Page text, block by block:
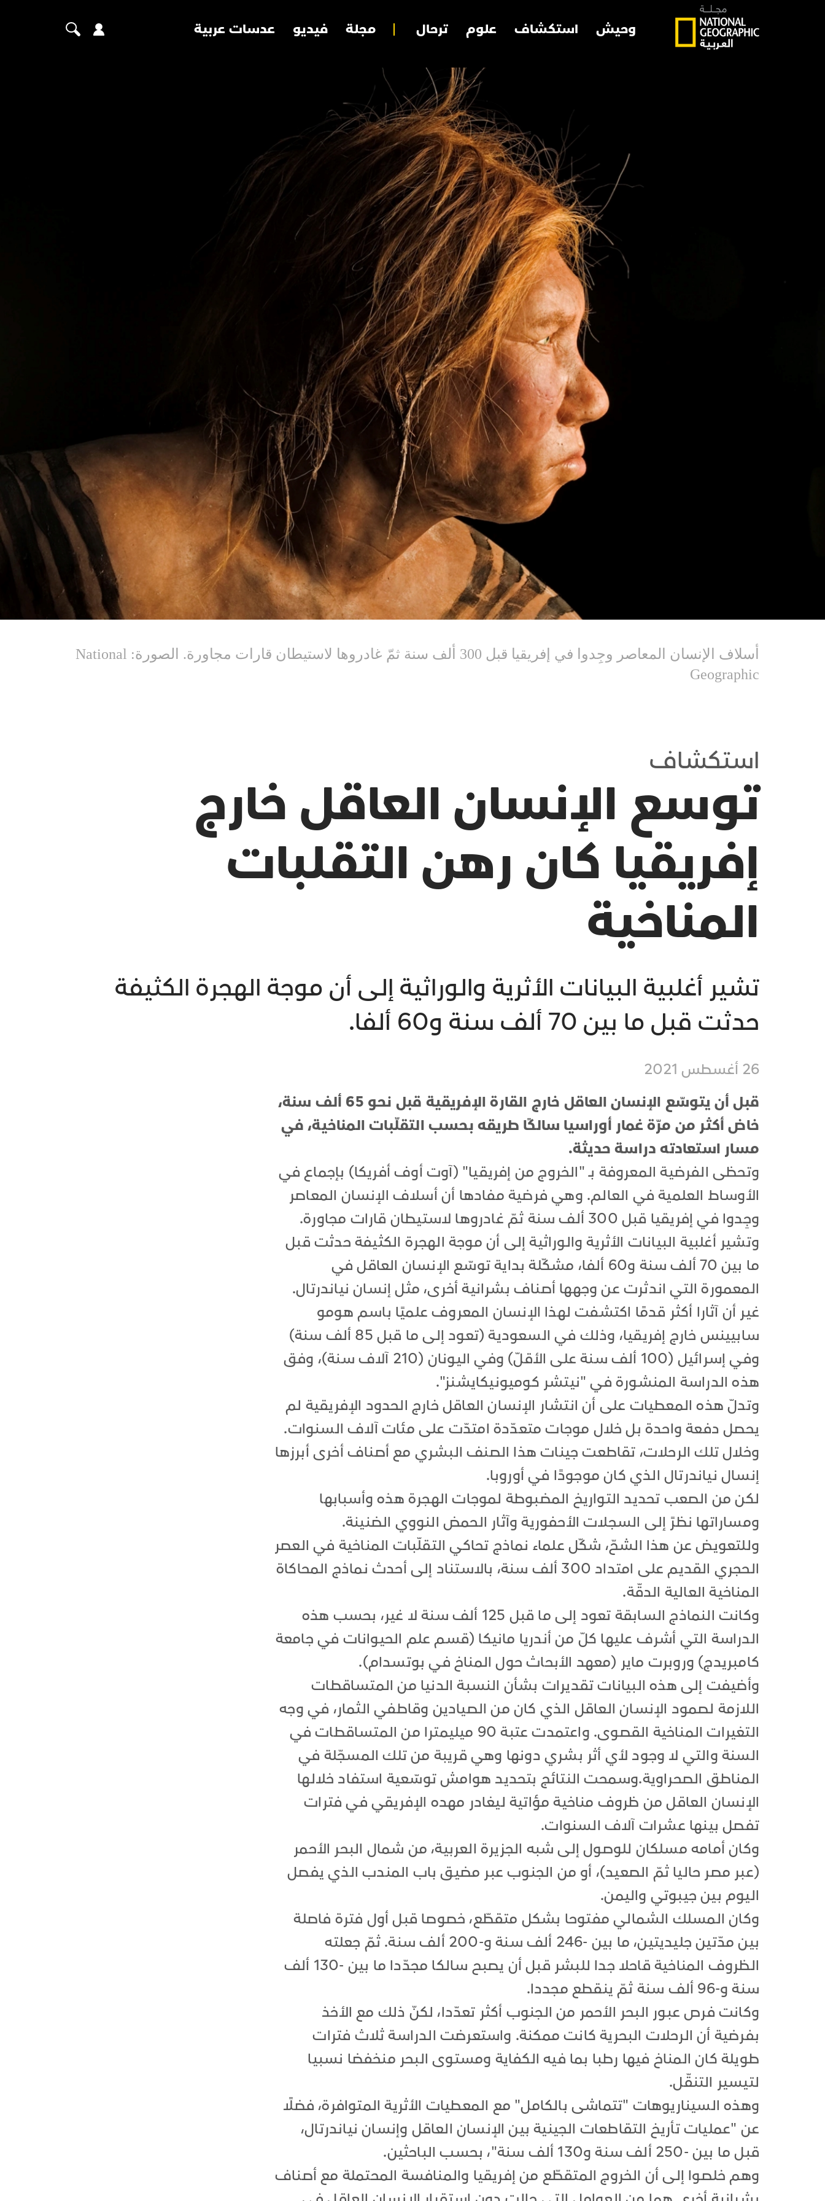
وحيش استكشاف علوم ترحال مجلة فيديو عدسات عربية
أسلاف الإنسان المعاصر وجِدوا في إفريقيا قبل 300 ألف سنة ثمّ غادروها لاستيطان قارات مجاورة. الصورة: National
Geographic
استكشاف
توسع الإنسان العاقل خارج
إفريقيا كان رهن التقلبات
المناخية
تشير أغلبية البيانات الأثرية والوراثية إلى أن موجة الهجرة الكثيفة
حدثت قبل ما بين 70 ألف سنة و60 ألفا.
26 أغسطس 2021
قبل أن يتوسّع الإنسان العاقل خارج القارة الإفريقية قبل نحو 65 ألف سنة،
خاض أكثر من مرّة غمار أوراسيا سالكًا طريقه بحسب التقلّبات المناخية، في
مسار استعادته دراسة حديثة.
وتحظى الفرضية المعروفة بـ "الخروج من إفريقيا" (آوت أوف أفريكا) بإجماع في
الأوساط العلمية في العالم. وهي فرضية مفادها أن أسلاف الإنسان المعاصر
وجِدوا في إفريقيا قبل 300 ألف سنة ثمّ غادروها لاستيطان قارات مجاورة.
وتشير أغلبية البيانات الأثرية والوراثية إلى أن موجة الهجرة الكثيفة حدثت قبل
ما بين 70 ألف سنة و60 ألفا، مشكّلة بداية توسّع الإنسان العاقل في
المعمورة التي اندثرت عن وجهها أصناف بشرانية أخرى، مثل إنسان نياندرتال.
غير أن آثارا أكثر قدمًا اكتشفت لهذا الإنسان المعروف علميًا باسم هومو
سابيينس خارج إفريقيا، وذلك في السعودية (تعود إلى ما قبل 85 ألف سنة)
وفي إسرائيل (100 ألف سنة على الأقلّ) وفي اليونان (210 آلاف سنة)، وفق
هذه الدراسة المنشورة في "نيتشر كوميونيكايشنز".
وتدلّ هذه المعطيات على أن انتشار الإنسان العاقل خارج الحدود الإفريقية لم
يحصل دفعة واحدة بل خلال موجات متعدّدة امتدّت على مئات آلاف السنوات.
وخلال تلك الرحلات، تقاطعت جينات هذا الصنف البشري مع أصناف أخرى أبرزها
إنسال نياندرتال الذي كان موجودًا في أوروبا.
لكن من الصعب تحديد التواريخ المضبوطة لموجات الهجرة هذه وأسبابها
ومساراتها نظرً إلى السجلات الأحفورية وآثار الحمض النووي الضنينة.
وللتعويض عن هذا الشحّ، شكّل علماء نماذج تحاكي التقلّبات المناخية في العصر
الحجري القديم على امتداد 300 ألف سنة، بالاستناد إلى أحدث نماذج المحاكاة
المناخية العالية الدقّة.
وكانت النماذج السابقة تعود إلى ما قبل 125 ألف سنة لا غير، بحسب هذه
الدراسة التي أشرف عليها كلّ من أندريا مانيكا (قسم علم الحيوانات في جامعة
كامبريدج) وروبرت ماير (معهد الأبحاث حول المناخ في بوتسدام).
وأضيفت إلى هذه البيانات تقديرات بشأن النسبة الدنيا من المتساقطات
اللازمة لصمود الإنسان العاقل الذي كان من الصيادين وقاطفي الثمار، في وجه
التغيرات المناخية القصوى. واعتمدت عتبة 90 ميليمترا من المتساقطات في
السنة والتي لا وجود لأي أثر بشري دونها وهي قريبة من تلك المسجّلة في
المناطق الصحراوية.وسمحت النتائج بتحديد هوامش توسّعية استفاد خلالها
الإنسان العاقل من ظروف مناخية مؤاتية ليغادر مهده الإفريقي في فترات
تفصل بينها عشرات آلاف السنوات.
وكان أمامه مسلكان للوصول إلى شبه الجزيرة العربية، من شمال البحر الأحمر
(عبر مصر حاليا ثمّ الصعيد)، أو من الجنوب عبر مضيق باب المندب الذي يفصل
اليوم بين جيبوتي واليمن.
وكان المسلك الشمالي مفتوحا بشكل متقطّع، خصوصا قبل أول فترة فاصلة
بين مدّتين جليديتين، ما بين -246 ألف سنة و-200 ألف سنة. ثمّ جعلته
الظروف المناخية قاحلا جدا للبشر قبل أن يصبح سالكا مجدّدا ما بين -130 ألف
سنة و-96 ألف سنة ثمّ ينقطع مجددا.
وكانت فرص عبور البحر الأحمر من الجنوب أكثر تعدّدا، لكنّ ذلك مع الأخذ
بفرضية أن الرحلات البحرية كانت ممكنة. واستعرضت الدراسة ثلاث فترات
طويلة كان المناخ فيها رطبا بما فيه الكفاية ومستوى البحر منخفضا نسبيا
لتيسير التنقّل.
وهذه السيناريوهات "تتماشى بالكامل" مع المعطيات الأثرية المتوافرة، فضلًا
عن "عمليات تأريخ التقاطعات الجينية بين الإنسان العاقل وإنسان نياندرتال،
قبل ما بين -250 ألف سنة و130 ألف سنة"، بحسب الباحثين.
وهم خلصوا إلى أن الخروج المتقطّع من إفريقيا والمنافسة المحتملة مع أصناف